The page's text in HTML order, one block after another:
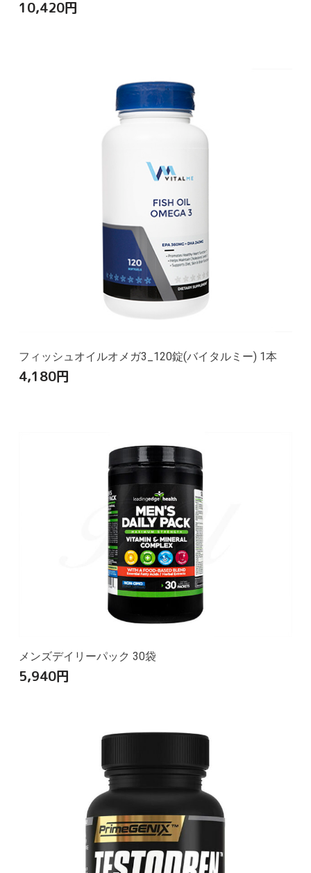
10,420円
フィッシュオイルオメガ3_120錠(バイタルミー) 1本
4,180円
メンズデイリーパック 30袋
5,940円